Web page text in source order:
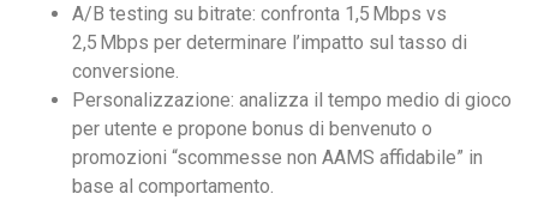
A/B testing su bitrate: confronta 1,5 Mbps vs
2,5 Mbps per determinare l’impatto sul tasso di
conversione.
Personalizzazione: analizza il tempo medio di gioco
per utente e propone bonus di benvenuto o
promozioni “scommesse non AAMS affidabile” in
base al comportamento.